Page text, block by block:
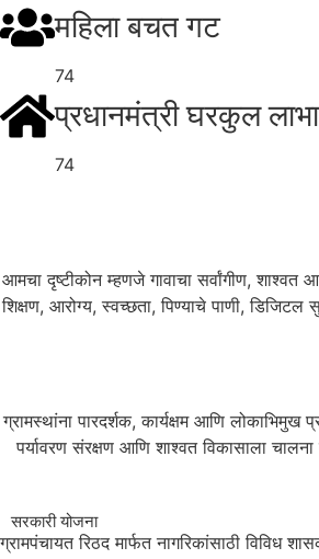
महिला बचत गट
74
प्रधानमंत्री घरकुल
74
आमचा दृष्टीकोन म्हणजे गावाचा सर्वांगीण,
शिक्षण, आरोग्य, स्वच्छता, पिण्याचे पाणी,
ग्रामस्थांना पारदर्शक, कार्यक्षम आणि
पर्यावरण संरक्षण आणि शाश्वत विकासाला
सरकारी योजना
ग्रामपंचायत रिठद मार्फत नागरिकांसाठी विविध